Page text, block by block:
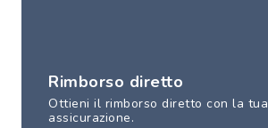
Rimborso diretto
Ottieni il rimborso diretto con la tua
assicurazione.